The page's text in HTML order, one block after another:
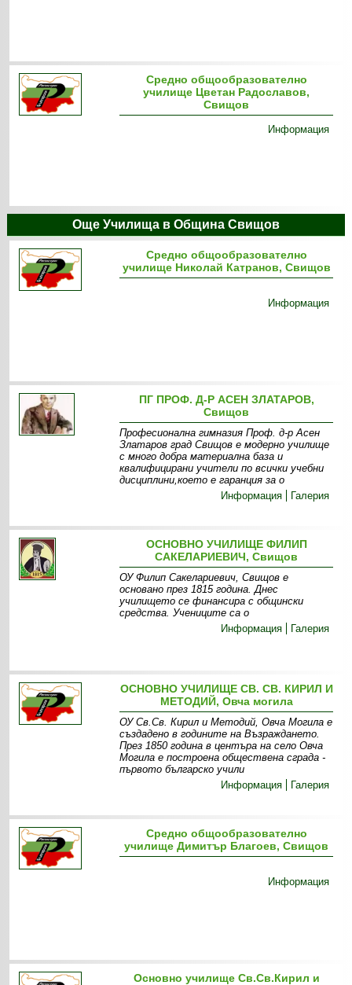
Средно общообразователно
училище Цветан Радославов,
Свищов
Информация
Още Училища в Община Свищов
Средно общообразователно
училище Николай Катранов, Свищов
Информация
ПГ ПРОФ. Д-Р АСЕН ЗЛАТАРОВ,
Свищов
Професионална гимназия Проф. д-р Асен
Златаров град Свищов е модерно училище
с много добра материална база и
квалифицирани учители по всички учебни
дисциплини,което е гаранция за о
Информация
Галерия
ОСНОВНО УЧИЛИЩЕ ФИЛИП
САКЕЛАРИЕВИЧ, Свищов
ОУ Филип Сакелариевич, Свищов е
основано през 1815 година. Днес
училището се финансира с общински
средства. Учениците са о
Информация
Галерия
ОСНОВНО УЧИЛИЩЕ СВ. СВ. КИРИЛ И
МЕТОДИЙ, Овча могила
ОУ Св.Св. Кирил и Методий, Овча Могила е
създадено в годините на Възраждането.
През 1850 година в центъра на село Овча
Могила е построена обществена сграда -
първото българско учили
Информация
Галерия
Средно общообразователно
училище Димитър Благоев, Свищов
Информация
Основно училище Св.Св.Кирил и